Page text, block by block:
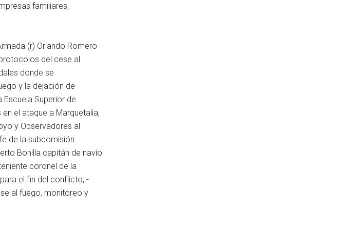
familiares,
(r) Orlando Romero
del cese al
donde se
y la dejación de
Superior de
el ataque a Marquetalia,
y Observadores al
de la subcomisión
Bonilla capitán de navío
coronel de la
el fin del conflicto; -
al fuego, monitoreo y